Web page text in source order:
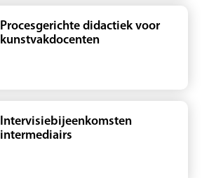
Procesgerichte didactiek voor
kunstvakdocenten
Intervisiebijeenkomsten
intermediairs